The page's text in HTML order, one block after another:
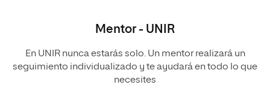
Mentor - UNIR
En UNIR nunca estarás solo. Un mentor realizará un
seguimiento individualizado y te ayudará en todo lo que
necesites